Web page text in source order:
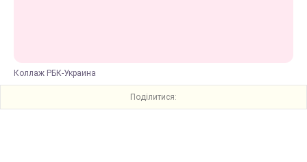
Коллаж РБК-Украина
Поділитися: